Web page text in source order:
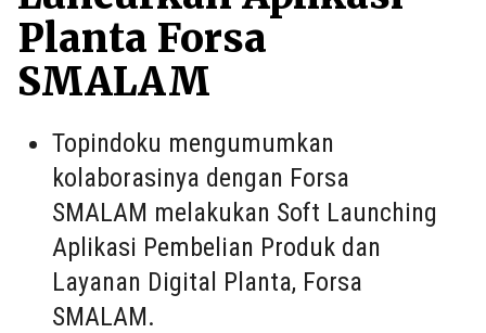
Planta Forsa
SMALAM
Topindoku mengumumkan
kolaborasinya dengan Forsa
SMALAM melakukan Soft Launching
Aplikasi Pembelian Produk dan
Layanan Digital Planta, Forsa
SMALAM.